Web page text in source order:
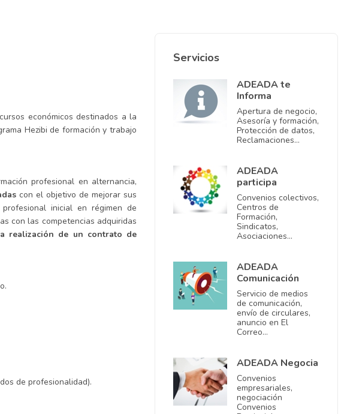
económicos destinados a la
Hezibi de formación y trabajo
profesional en alternancia,
con el objetivo de mejorar sus
inicial en régimen de
con las competencias adquiridas
realización de un contrato de
de profesionalidad).
Servicios
ADEADA te
Informa
Apertura de negocio,
Asesoría y formación,
Protección de datos,
Reclamaciones…
ADEADA
participa
Convenios colectivos,
Centros de
Formación,
Sindicatos,
Asociaciones…
ADEADA
Comunicación
Servicio de medios
de comunicación,
envío de circulares,
anuncio en El
Correo…
ADEADA Negocia
Convenios
empresariales,
negociación
Convenios